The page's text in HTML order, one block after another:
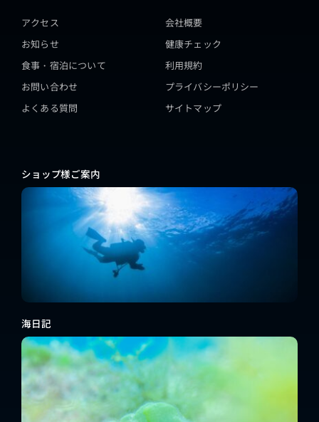
アクセス
お知らせ
食事・宿泊について
お問い合わせ
よくある質問
会社概要
健康チェック
利用規約
プライバシーポリシー
サイトマップ
ショップ様ご案内
海日記